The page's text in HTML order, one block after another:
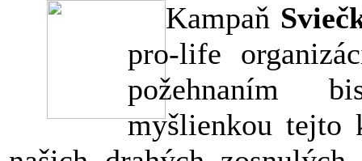
Kampaň
pro-life
požehnaním
myšlienkou tejto